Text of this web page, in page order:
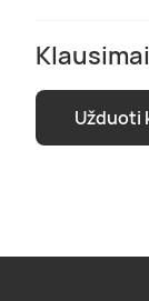
Užduoti